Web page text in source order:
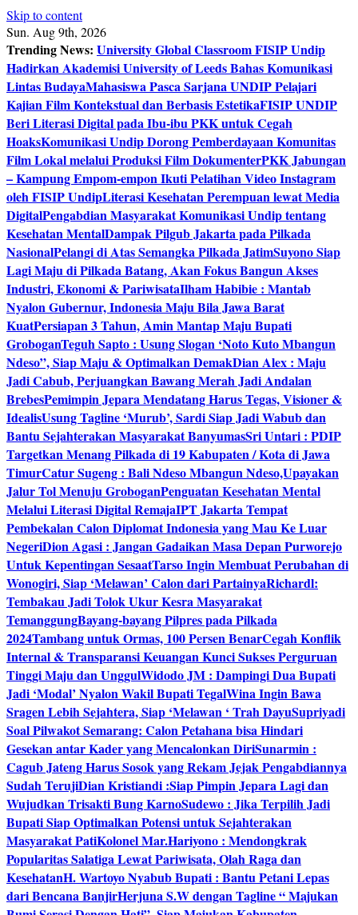
Skip to content
Sun. Aug 9th, 2026
Trending News: University Global Classroom FISIP Undip
Hadirkan Akademisi University of Leeds Bahas Komunikasi
Lintas BudayaMahasiswa Pasca Sarjana UNDIP Pelajari
Kajian Film Kontekstual dan Berbasis EstetikaFISIP UNDIP
Beri Literasi Digital pada Ibu-ibu PKK untuk Cegah
HoaksKomunikasi Undip Dorong Pemberdayaan Komunitas
Film Lokal melalui Produksi Film DokumenterPKK Jabungan
– Kampung Empom-empon Ikuti Pelatihan Video Instagram
oleh FISIP UndipLiterasi Kesehatan Perempuan lewat Media
DigitalPengabdian Masyarakat Komunikasi Undip tentang
Kesehatan MentalDampak Pilgub Jakarta pada Pilkada
NasionalPelangi di Atas Semangka Pilkada JatimSuyono Siap
Lagi Maju di Pilkada Batang, Akan Fokus Bangun Akses
Industri, Ekonomi & PariwisataIlham Habibie : Mantab
Nyalon Gubernur, Indonesia Maju Bila Jawa Barat
KuatPersiapan 3 Tahun, Amin Mantap Maju Bupati
GroboganTeguh Sapto : Usung Slogan ‘Noto Kuto Mbangun
Ndeso”, Siap Maju & Optimalkan DemakDian Alex : Maju
Jadi Cabub, Perjuangkan Bawang Merah Jadi Andalan
BrebesPemimpin Jepara Mendatang Harus Tegas, Visioner &
IdealisUsung Tagline ‘Murub’, Sardi Siap Jadi Wabub dan
Bantu Sejahterakan Masyarakat BanyumasSri Untari : PDIP
Targetkan Menang Pilkada di 19 Kabupaten / Kota di Jawa
TimurCatur Sugeng : Bali Ndeso Mbangun Ndeso,Upayakan
Jalur Tol Menuju GroboganPenguatan Kesehatan Mental
Melalui Literasi Digital RemajaIPT Jakarta Tempat
Pembekalan Calon Diplomat Indonesia yang Mau Ke Luar
NegeriDion Agasi : Jangan Gadaikan Masa Depan Purworejo
Untuk Kepentingan SesaatTarso Ingin Membuat Perubahan di
Wonogiri, Siap ‘Melawan’ Calon dari PartainyaRichardl:
Tembakau Jadi Tolok Ukur Kesra Masyarakat
TemanggungBayang-bayang Pilpres pada Pilkada
2024Tambang untuk Ormas, 100 Persen BenarCegah Konflik
Internal & Transparansi Keuangan Kunci Sukses Perguruan
Tinggi Maju dan UnggulWidodo JM : Dampingi Dua Bupati
Jadi ‘Modal’ Nyalon Wakil Bupati TegalWina Ingin Bawa
Sragen Lebih Sejahtera, Siap ‘Melawan ‘ Trah DayuSupriyadi
Soal Pilwakot Semarang: Calon Petahana bisa Hindari
Gesekan antar Kader yang Mencalonkan DiriSunarmin :
Cagub Jateng Harus Sosok yang Rekam Jejak Pengabdiannya
Sudah TerujiDian Kristiandi :Siap Pimpin Jepara Lagi dan
Wujudkan Trisakti Bung KarnoSudewo : Jika Terpilih Jadi
Bupati Siap Optimalkan Potensi untuk Sejahterakan
Masyarakat PatiKolonel Mar.Hariyono : Mendongkrak
Popularitas Salatiga Lewat Pariwisata, Olah Raga dan
KesehatanH. Wartoyo Nyabub Bupati : Bantu Petani Lepas
dari Bencana BanjirHerjuna S.W dengan Tagline “ Majukan